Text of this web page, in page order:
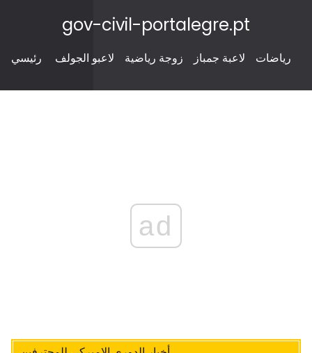
gov-civil-portalegre.pt
رئيسي لاعبو الجولف زوجة رياضية لاعبة جمباز رياضات
ad